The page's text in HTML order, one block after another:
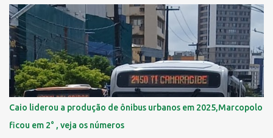
Curado 7,98 km² 5º Boa Viagem 7,76 km² > no Censo 2010 : 7,53
km² 6º Imbiribeira 6,65 km² > no Censo 2010 : 6,66 km² 7º Pina
6,29 km² 8º Dois Irmãos 5,85 km² 9º Barro 4,54 km² 10º Iputinga
4,33 km² > no Censo 2010 : 4,34 km² 11º Cohab 4,33 km² > no
Censo 2010: 4,26 km² 12º Passarinho 4,06 km² 13º Santo Amaro
3,80 km² 14º Afogados 3,69 km² 15º Cordeiro 3,40 km² 16º São José
3,26 km² 17º Dois Unidos 3,12 km² 18...
Caio liderou a produção de ônibus urbanos em 2025,Marcopolo
ficou em 2° , veja os números